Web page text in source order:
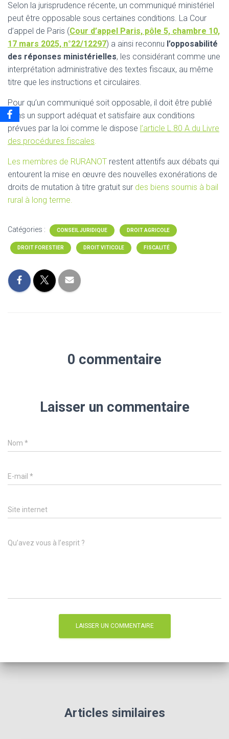
Selon la jurisprudence récente, un communiqué ministériel
peut être opposable sous certaines conditions. La Cour
d’appel de Paris (Cour d’appel Paris, pôle 5, chambre 10,
17 mars 2025, n°22/12297) a ainsi reconnu l’opposabilité
des réponses ministérielles, les considérant comme une
interprétation administrative des textes fiscaux, au même
titre que les instructions et circulaires.
Pour qu’un communiqué soit opposable, il doit être publié
dans un support adéquat et satisfaire aux conditions
prévues par la loi comme le dispose l’article L 80 A du Livre
des procédures fiscales.
Les membres de RURANOT restent attentifs aux débats qui
entourent la mise en œuvre des nouvelles exonérations de
droits de mutation à titre gratuit sur des biens soumis à bail
rural à long terme.
Catégories : CONSEIL JURIDIQUE DROIT AGRICOLE
DROIT FORESTIER DROIT VITICOLE FISCALITÉ
0 commentaire
Laisser un commentaire
Nom *
E-mail *
Site internet
Qu’avez vous à l’esprit ?
Articles similaires